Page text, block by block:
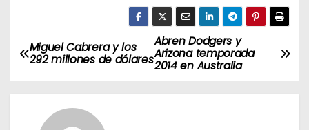
N
Abren Dodgers y
Arizona temporada
2014 en Australia
Miguel Cabrera y los
292 millones de dólares